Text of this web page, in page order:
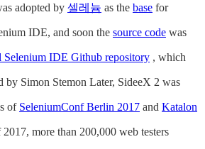
adopted by 셀레늄 as the base for
IDE, and soon the source code was
Selenium IDE Github repository , which
Simon Stemon Later, SideeX 2 was
of SeleniumConf Berlin 2017 and Katalon
more than 200,000 web testers